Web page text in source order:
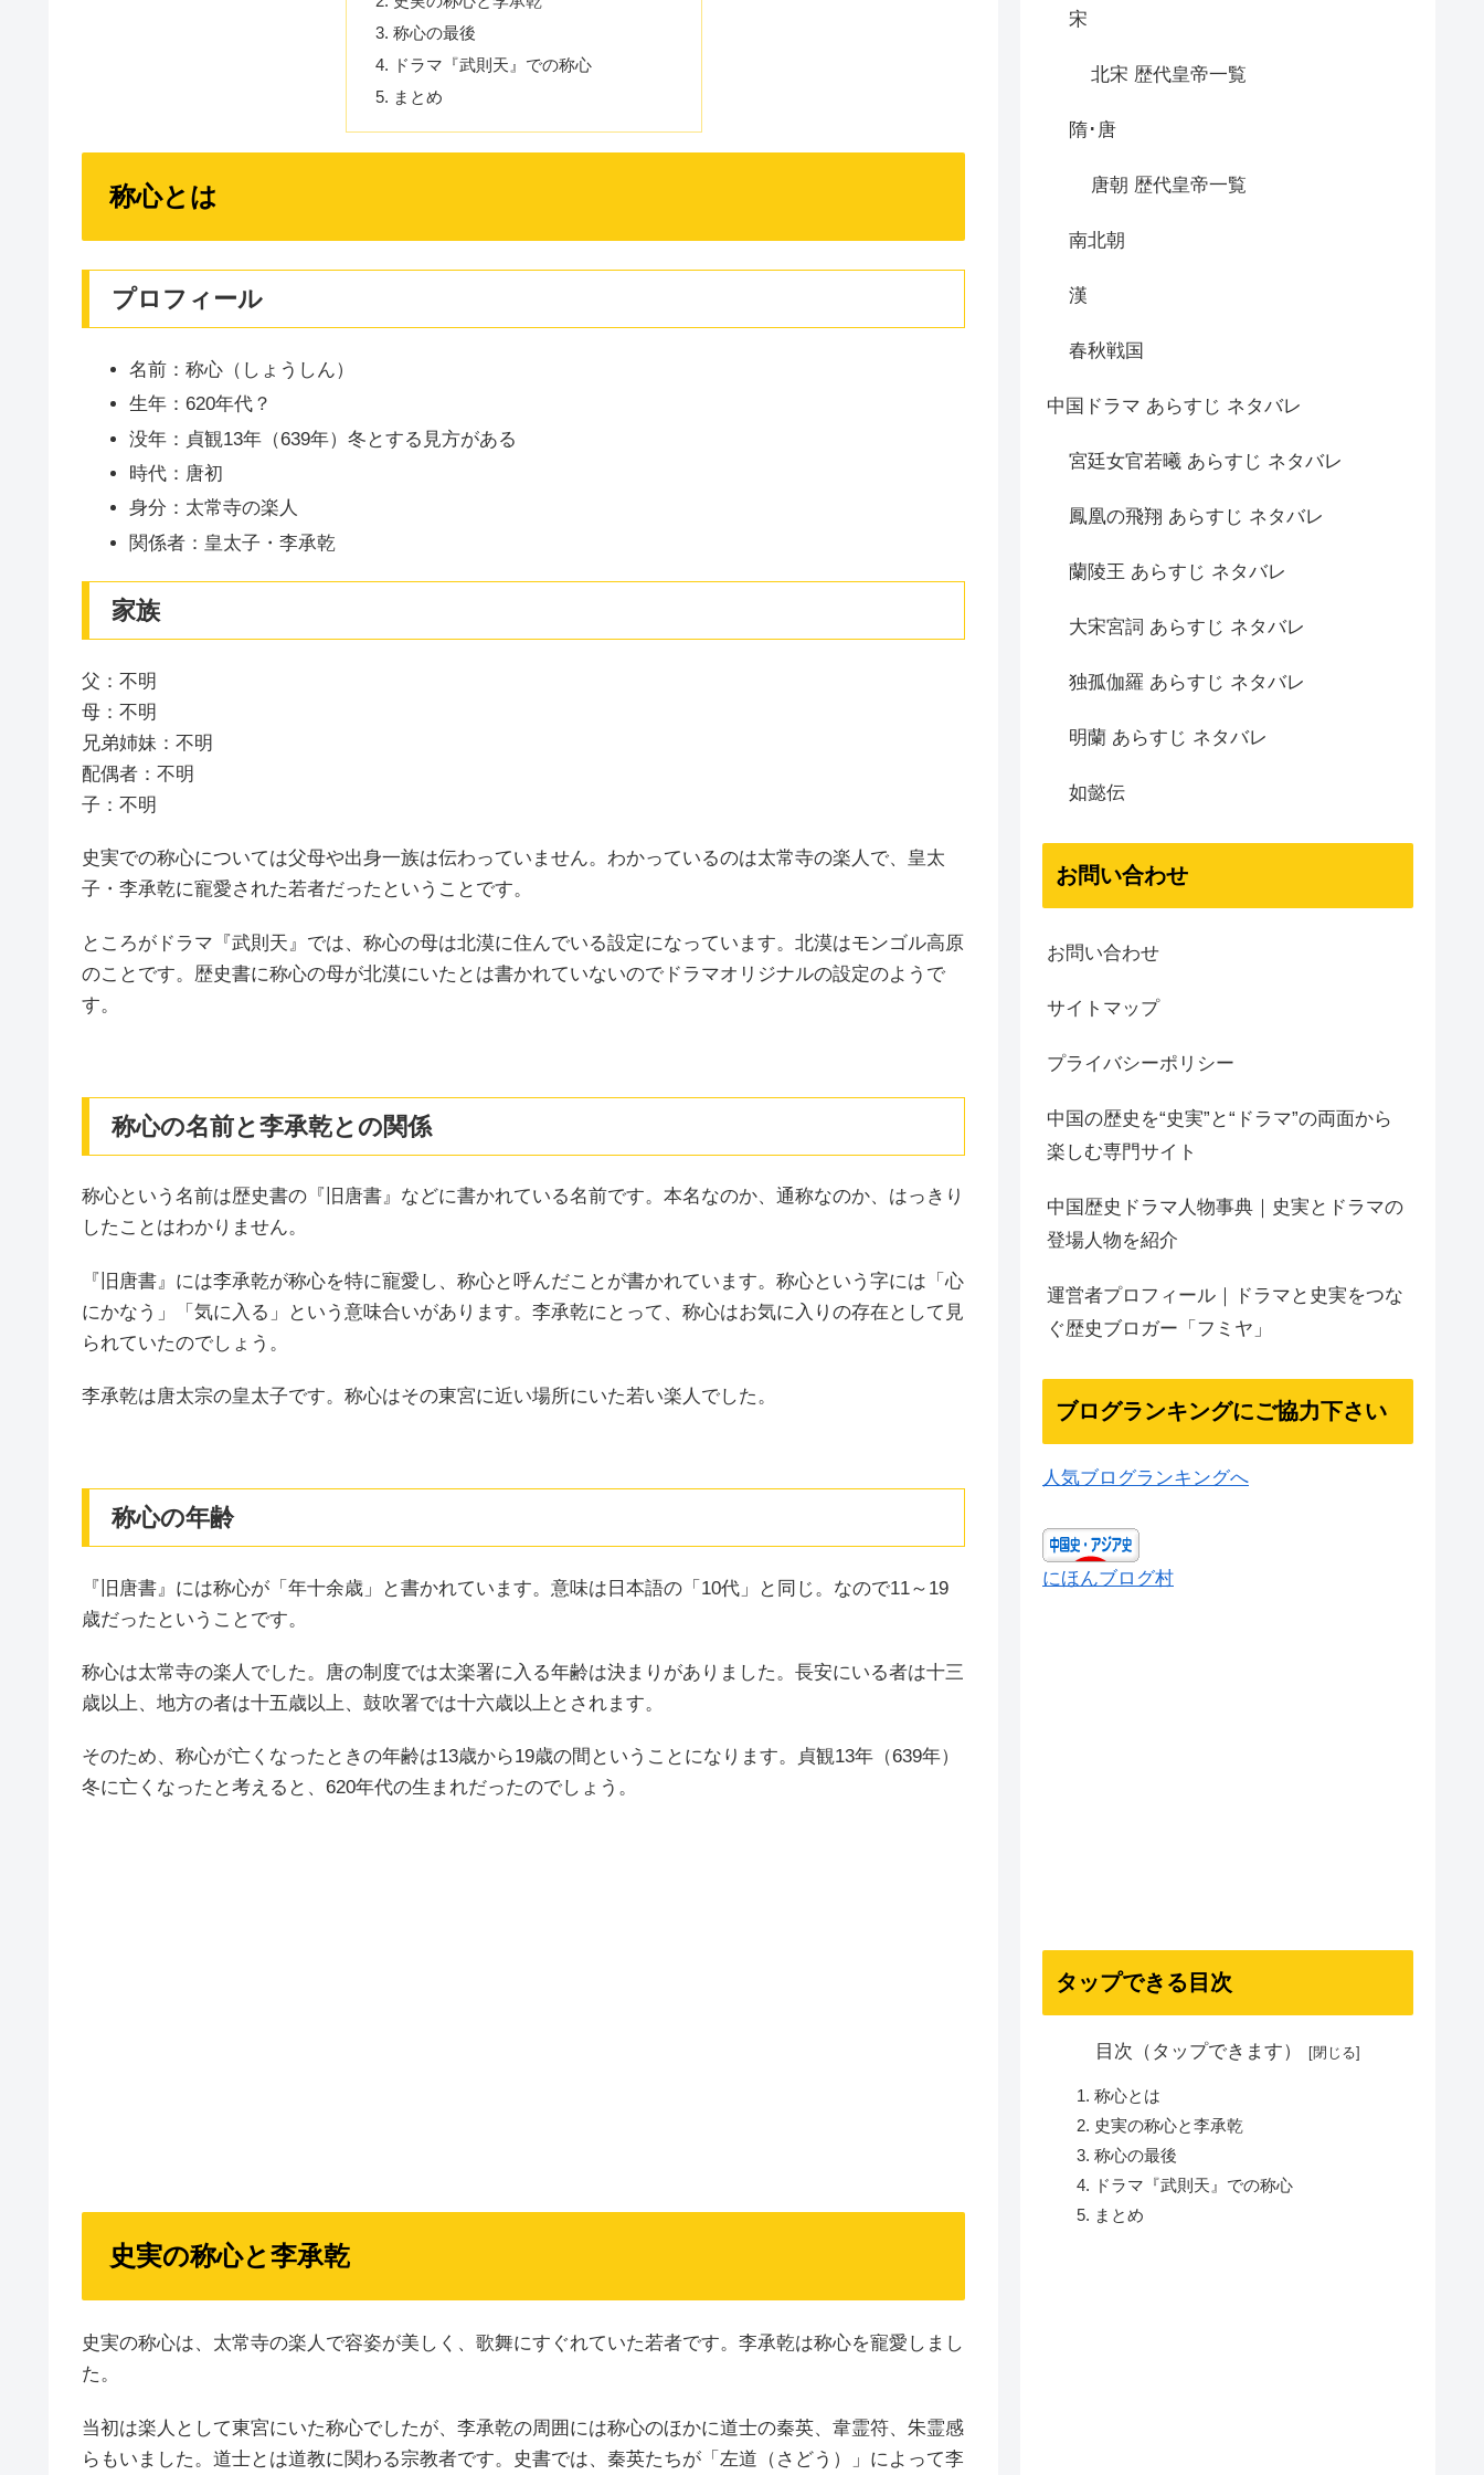
称心の最後
ドラマ『武則天』での称心
まとめ
称心とは
プロフィール
名前：称心（しょうしん）
生年：620年代？
没年：貞観13年（639年）冬とする見方がある
時代：唐初
身分：太常寺の楽人
関係者：皇太子・李承乾
家族
父：不明
母：不明
兄弟姉妹：不明
配偶者：不明
子：不明
史実での称心については父母や出身一族は伝わっていません。わかっているのは太常寺の楽人で、皇太
子・李承乾に寵愛された若者だったということです。
ところがドラマ『武則天』では、称心の母は北漠に住んでいる設定になっています。北漠はモンゴル高原
のことです。歴史書に称心の母が北漠にいたとは書かれていないのでドラマオリジナルの設定のようで
す。
称心の名前と李承乾との関係
称心という名前は歴史書の『旧唐書』などに書かれている名前です。本名なのか、通称なのか、はっきり
したことはわかりません。
『旧唐書』には李承乾が称心を特に寵愛し、称心と呼んだことが書かれています。称心という字には「心
にかなう」「気に入る」という意味合いがあります。李承乾にとって、称心はお気に入りの存在として見
られていたのでしょう。
李承乾は唐太宗の皇太子です。称心はその東宮に近い場所にいた若い楽人でした。
称心の年齢
『旧唐書』には称心が「年十余歳」と書かれています。意味は日本語の「10代」と同じ。なので11～19
歳だったということです。
称心は太常寺の楽人でした。唐の制度では太楽署に入る年齢は決まりがありました。長安にいる者は十三
歳以上、地方の者は十五歳以上、鼓吹署では十六歳以上とされます。
そのため、称心が亡くなったときの年齢は13歳から19歳の間ということになります。貞観13年（639年）
冬に亡くなったと考えると、620年代の生まれだったのでしょう。
史実の称心と李承乾
史実の称心は、太常寺の楽人で容姿が美しく、歌舞にすぐれていた若者です。李承乾は称心を寵愛しまし
た。
当初は楽人として東宮にいた称心でしたが、李承乾の周囲には称心のほかに道士の秦英、韋霊符、朱霊感
らもいました。道士とは道教に関わる宗教者です。史書では、秦英たちが「左道（さどう）」によって李
宋
北宋 歴代皇帝一覧
隋･唐
唐朝 歴代皇帝一覧
南北朝
漢
春秋戦国
中国ドラマ あらすじ ネタバレ
宮廷女官若曦 あらすじ ネタバレ
鳳凰の飛翔 あらすじ ネタバレ
蘭陵王 あらすじ ネタバレ
大宋宮詞 あらすじ ネタバレ
独孤伽羅 あらすじ ネタバレ
明蘭 あらすじ ネタバレ
如懿伝
お問い合わせ
お問い合わせ
サイトマップ
プライバシーポリシー
中国の歴史を“史実”と“ドラマ”の両面から
楽しむ専門サイト
中国歴史ドラマ人物事典｜史実とドラマの
登場人物を紹介
運営者プロフィール｜ドラマと史実をつな
ぐ歴史ブロガー「フミヤ」
ブログランキングにご協力下さい
人気ブログランキングへ
にほんブログ村
タップできる目次
目次（タップできます）
称心とは
史実の称心と李承乾
称心の最後
ドラマ『武則天』での称心
まとめ